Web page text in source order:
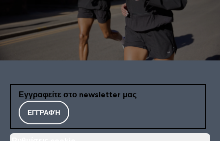
Εγγραφείτε στο newsletter μας
ΕΓΓΡΑΦΉ